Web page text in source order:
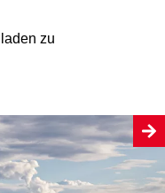
zu